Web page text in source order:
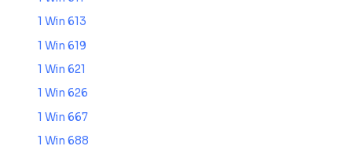
1 Win 613
1 Win 619
1 Win 621
1 Win 626
1 Win 667
1 Win 688